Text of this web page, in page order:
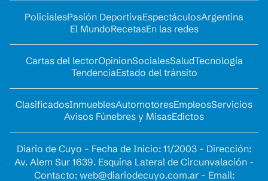
PolicialesPasión DeportivaEspectáculosArgentina
El MundoRecetasEn las redes
Cartas del lectorOpinionSocialesSaludTecnología
TendenciaEstado del tránsito
ClasificadosInmueblesAutomotoresEmpleosServicios
Avisos Fúnebres y MisasEdictos
Diario de Cuyo - Fecha de Inicio: 11/2003 - Dirección:
Av. Alem Sur 1639. Esquina Lateral de Circunvalación -
Contacto: web@diariodecuyo.com.ar- Email: